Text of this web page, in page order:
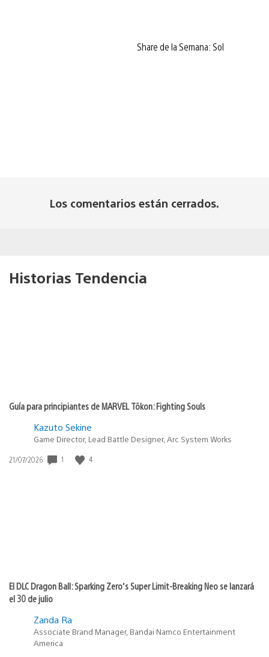
Share de la Semana: Sol
Los comentarios están cerrados.
Historias Tendencia
Guía para principiantes de MARVEL Tōkon: Fighting Souls
Kazuto Sekine
Game Director, Lead Battle Designer, Arc System Works
Fecha
21/07/2026 1 4
El DLC Dragon Ball: Sparking Zero’s Super Limit-Breaking Neo se lanzará
el 30 de julio
Zanda Ra
Associate Brand Manager, Bandai Namco Entertainment
America